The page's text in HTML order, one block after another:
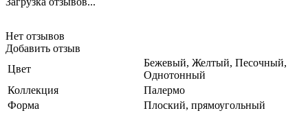
Нет отзывов
Добавить отзыв
Цвет
Бежевый, Желтый, Песочный,
Однотонный
Коллекция
Палермо
Форма
Плоский, прямоугольный